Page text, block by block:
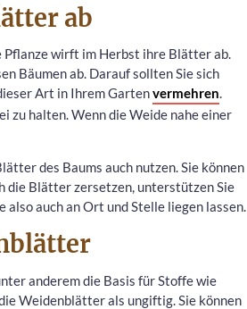
ab
Pflanze wirft im Herbst ihre Blätter ab.
Bäumen ab. Darauf sollten Sie sich
Art in Ihrem Gartenvermehren.
zu halten. Wenn die Weide nahe einer
des Baums auch nutzen. Sie können
die Blätter zersetzen, unterstützen Sie
auch an Ort und Stelle liegen lassen.
anderem die Basis für Stoffe wie
Weidenblätter als ungiftig. Sie können